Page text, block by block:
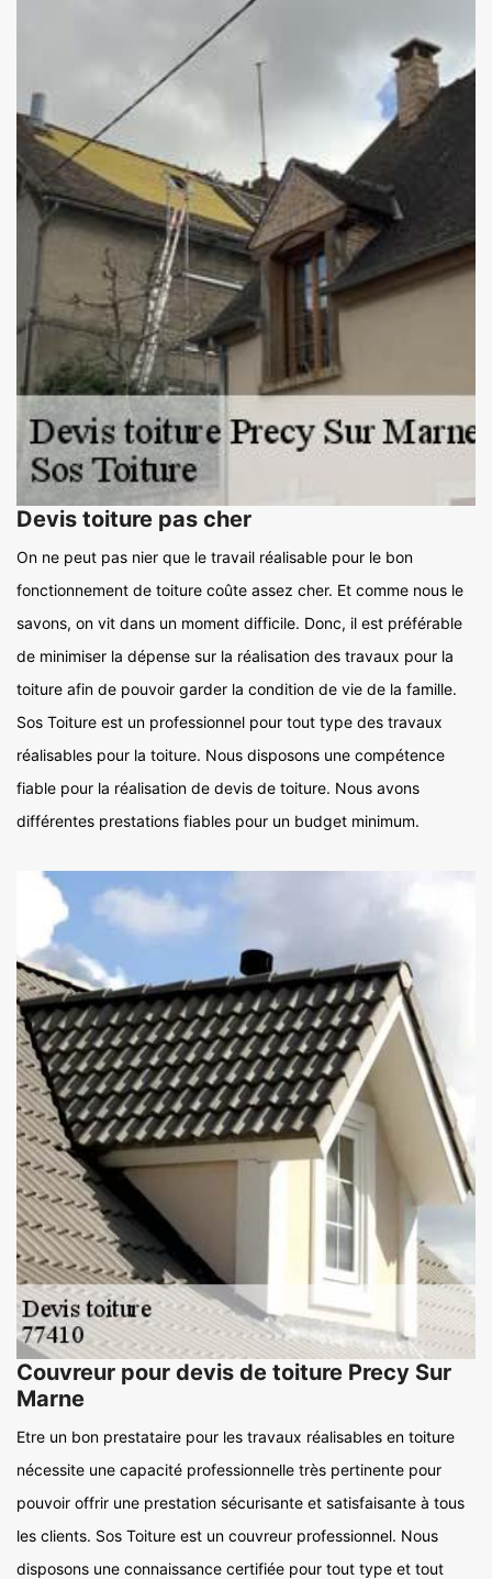
Devis toiture pas cher
On ne peut pas nier que le travail réalisable pour le bon
fonctionnement de toiture coûte assez cher. Et comme nous le
savons, on vit dans un moment difficile. Donc, il est préférable
de minimiser la dépense sur la réalisation des travaux pour la
toiture afin de pouvoir garder la condition de vie de la famille.
Sos Toiture est un professionnel pour tout type des travaux
réalisables pour la toiture. Nous disposons une compétence
fiable pour la réalisation de devis de toiture. Nous avons
différentes prestations fiables pour un budget minimum.
Couvreur pour devis de toiture Precy Sur
Marne
Etre un bon prestataire pour les travaux réalisables en toiture
nécessite une capacité professionnelle très pertinente pour
pouvoir offrir une prestation sécurisante et satisfaisante à tous
les clients. Sos Toiture est un couvreur professionnel. Nous
disposons une connaissance certifiée pour tout type et tout